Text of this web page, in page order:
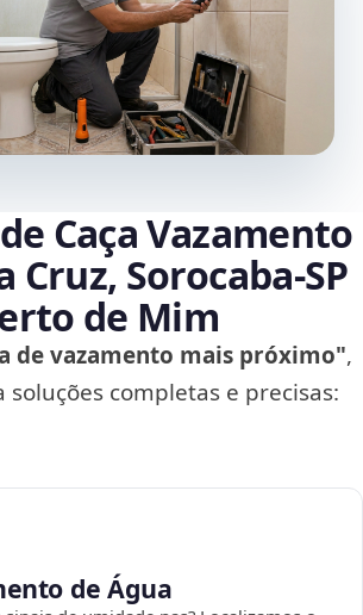
Caça Vazamento
Cruz, Sorocaba‑SP
de Mim
de vazamento mais próximo",
soluções completas e precisas:
de Água